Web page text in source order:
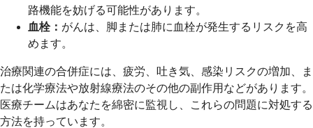
路機能を妨げる可能性があります。
血栓： がんは、脚または肺に血栓が発生するリスクを高
めます。
治療関連の合併症には、疲労、吐き気、感染リスクの増加、ま
たは化学療法や放射線療法のその他の副作用などがあります。
医療チームはあなたを綿密に監視し、これらの問題に対処する
方法を持っています。